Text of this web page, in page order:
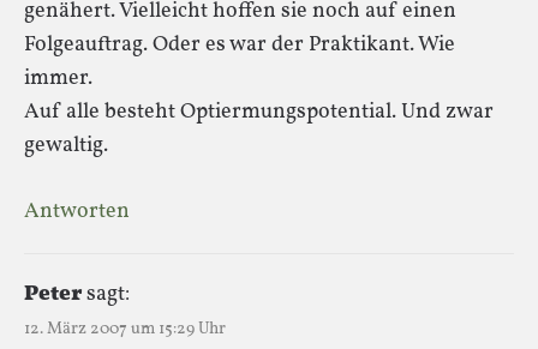
genähert. Vielleicht hoffen sie noch auf einen
Folgeauftrag. Oder es war der Praktikant. Wie
immer.
Auf alle besteht Optiermungspotential. Und zwar
gewaltig.
Antworten
Petersagt:
12. März 2007 um 15:29 Uhr